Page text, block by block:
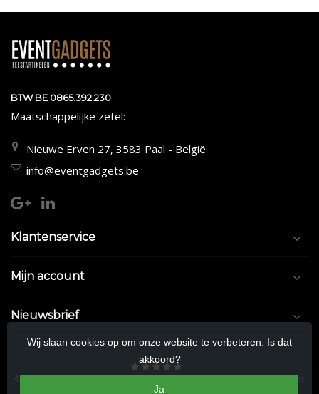
BTW BE 0865.392.230
Maatschappelijke zetel:
Nieuwe Erven 27, 3583 Paal - België
info@eventgadgets.be
Klantenservice
Mijn account
Nieuwsbrief
4.5/5sterren op basis van9/10beoordelingen.Lees 9/10 beoordelingen
Wij slaan cookies op om onze website te verbeteren. Is dat
akkoord?
Ja